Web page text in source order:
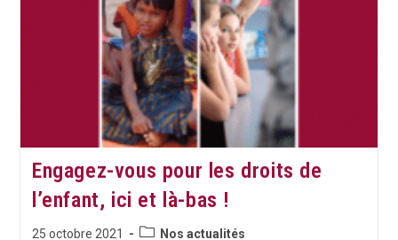
Engagez-vous pour les droits de
l’enfant, ici et là-bas !
Publication
25 octobre 2021
PostNos actualités